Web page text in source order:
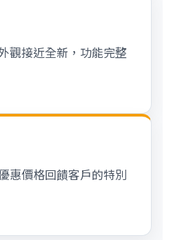
觀接近全新，功能完整
惠價格回饋客戶的特別